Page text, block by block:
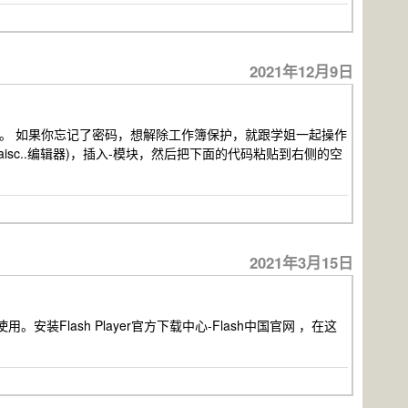
2021年12月9日
如果你忘记了密码，想解除工作簿保护，就跟学姐一起操作
编辑器)，插入-模块，然后把下面的代码粘贴到右侧的空
2021年3月15日
。安装Flash Player官方下载中心-Flash中国官网 ，在这